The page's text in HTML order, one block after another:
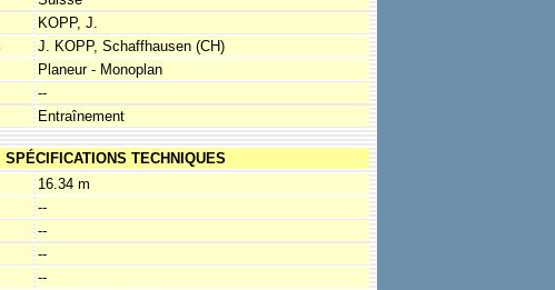
KOPP, J.
J. KOPP, Schaffhausen (CH)
Planeur - Monoplan
--
Entraînement
SPÉCIFICATIONS TECHNIQUES
16.34 m
--
--
--
--